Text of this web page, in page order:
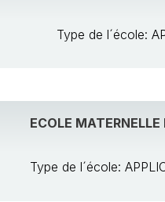
Type de l´école:
ECOLE MATERNELLE
Type de l´école: